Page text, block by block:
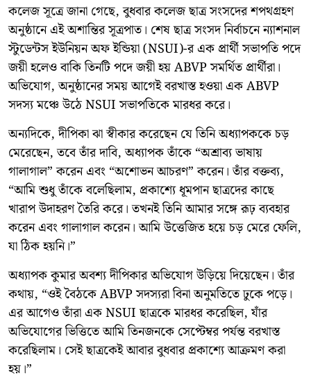
কলেজ সূত্রে জানা গেছে, বুধবার কলেজ ছাত্র সংসদের শপথগ্রহণ
অনুষ্ঠানে এই অশান্তির সূত্রপাত। শেষ ছাত্র সংসদ নির্বাচনে ন্যাশনাল
স্টুডেন্টস ইউনিয়ন অফ ইন্ডিয়া (NSUI)-র এক প্রার্থী সভাপতি পদে
জয়ী হলেও বাকি তিনটি পদে জয়ী হয় ABVP সমর্থিত প্রার্থীরা।
অভিযোগ, অনুষ্ঠানের সময় আগেই বরখাস্ত হওয়া এক ABVP
সদস্য মঞ্চে উঠে NSUI সভাপতিকে মারধর করে।
অন্যদিকে, দীপিকা ঝা স্বীকার করেছেন যে তিনি অধ্যাপককে চড়
মেরেছেন, তবে তাঁর দাবি, অধ্যাপক তাঁকে “অশ্রাব্য ভাষায়
গালাগাল” করেন এবং “অশোভন আচরণ” করেন। তাঁর বক্তব্য,
“আমি শুধু তাঁকে বলেছিলাম, প্রকাশ্যে ধূমপান ছাত্রদের কাছে
খারাপ উদাহরণ তৈরি করে। তখনই তিনি আমার সঙ্গে রূঢ় ব্যবহার
করেন এবং গালাগাল করেন। আমি উত্তেজিত হয়ে চড় মেরে ফেলি,
যা ঠিক হয়নি।”
অধ্যাপক কুমার অবশ্য দীপিকার অভিযোগ উড়িয়ে দিয়েছেন। তাঁর
কথায়, “ওই বৈঠকে ABVP সদস্যরা বিনা অনুমতিতে ঢুকে পড়ে।
এর আগেও তাঁরা এক NSUI ছাত্রকে মারধর করেছিল, যাঁর
অভিযোগের ভিত্তিতে আমি তিনজনকে সেপ্টেম্বর পর্যন্ত বরখাস্ত
করেছিলাম। সেই ছাত্রকেই আবার বুধবার প্রকাশ্যে আক্রমণ করা
হয়।”